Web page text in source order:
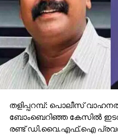
തളിപ്പറമ്പ്: പൊലീസ്
ബോംബെറിഞ്ഞ കേസില്‍
രണ്ട് ഡി.വൈ.എഫ്.ഐ